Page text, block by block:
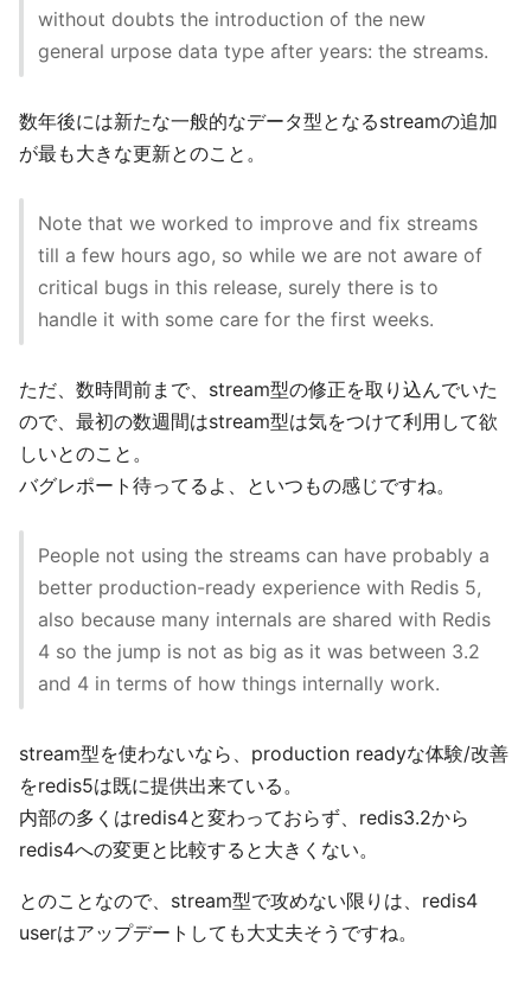
without doubts the introduction of the new
general urpose data type after years: the streams.
数年後には新たな一般的なデータ型となるstreamの追加
が最も大きな更新とのこと。
Note that we worked to improve and fix streams
till a few hours ago, so while we are not aware of
critical bugs in this release, surely there is to
handle it with some care for the first weeks.
ただ、数時間前まで、stream型の修正を取り込んでいた
ので、最初の数週間はstream型は気をつけて利用して欲
しいとのこと。
バグレポート待ってるよ、といつもの感じですね。
People not using the streams can have probably a
better production-ready experience with Redis 5,
also because many internals are shared with Redis
4 so the jump is not as big as it was between 3.2
and 4 in terms of how things internally work.
stream型を使わないなら、production readyな体験/改善
をredis5は既に提供出来ている。
内部の多くはredis4と変わっておらず、redis3.2から
redis4への変更と比較すると大きくない。
とのことなので、stream型で攻めない限りは、redis4
userはアップデートしても大丈夫そうですね。